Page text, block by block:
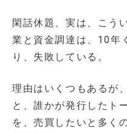
閑話休題、実は、こう
業と資金調達は、10年
り、失敗している。
理由はいくつもあるが
と、誰かが発行したト
を、売買したいと多く